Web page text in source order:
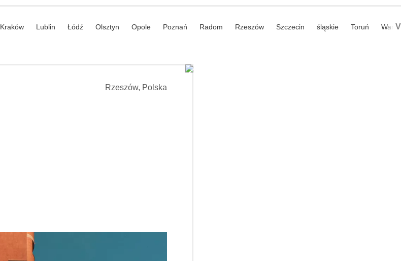
Kraków Lublin Łódź Olsztyn Opole Poznań Radom Rzeszów Szczecin śląskie Toruń V
Rzeszów, Polska